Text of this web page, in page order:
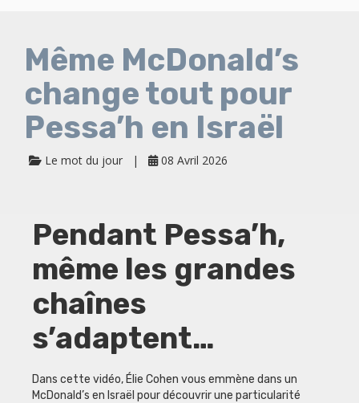
Même McDonald’s
change tout pour
Pessa’h en Israël
Le mot du jour 08 Avril 2026
Pendant Pessa’h,
même les grandes
chaînes
s’adaptent…
Dans cette vidéo, Élie Cohen vous emmène dans un
McDonald’s en Israël pour découvrir une particularité